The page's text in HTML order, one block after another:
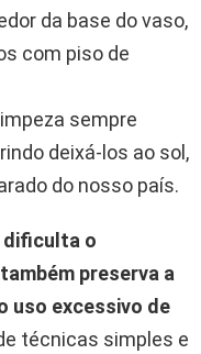
da base do vaso,
com piso de
sempre
deixá-los ao sol,
do nosso país.
dificulta o
preserva a
uso excessivo de
técnicas simples e